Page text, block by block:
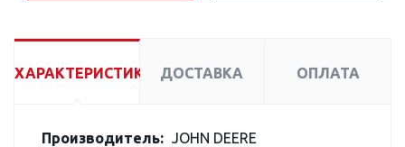
ХАРАКТЕРИСТИКИ ДОСТАВКА ОПЛАТА
Производитель: JOHN DEERE